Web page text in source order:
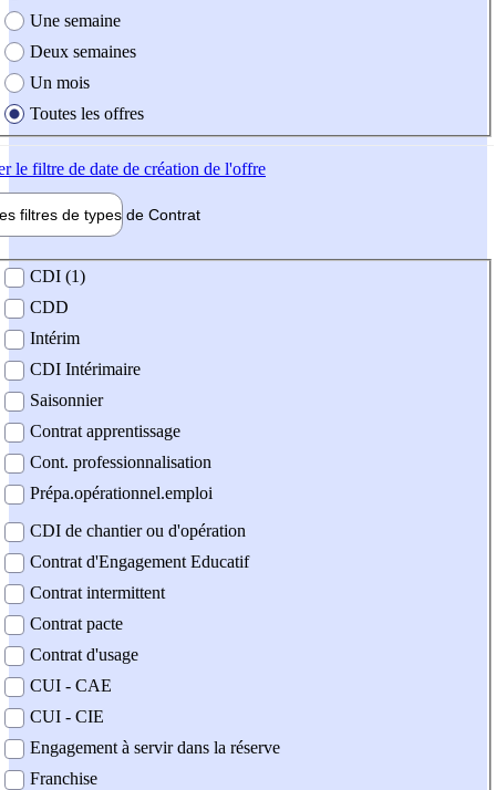
Une semaine
Deux semaines
Un mois
Toutes les offres
le filtre de date de création de l'offre
filtres de types de Contrat
contrat
CDI (1)
CDD
Intérim
CDI Intérimaire
Saisonnier
Contrat apprentissage
Cont. professionnalisation
Prépa.opérationnel.emploi
CDI de chantier ou d'opération
Contrat d'Engagement Educatif
Contrat intermittent
Contrat pacte
Contrat d'usage
CUI - CAE
CUI - CIE
Engagement à servir dans la réserve
Franchise